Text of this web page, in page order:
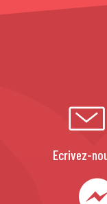
Ecrivez-